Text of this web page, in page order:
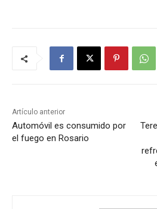
Artículo anterior
Automóvil es consumido por
el fuego en Rosario